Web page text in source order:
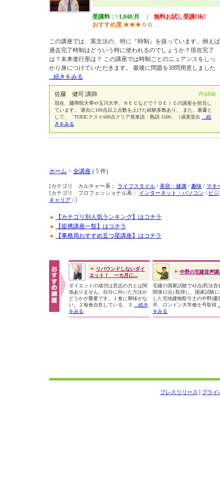
受講料：\ 1,048/月
無料お試し受講OK!
おすすめ度 ★★★☆☆
この講座では、英文法の、特に『時制』を扱っています。例えば
過去完了時制はどういう時に使われるのでしょうか？現在完了
は？未来進行形は？ この講座では時制ごとのニュアンスをしっ
かり身につけていただきます。 最後に問題を30問用意しました
...続きをみる
佐藤 健司 講師
現在、國學院大學や玉川大学、ＮＥＣなどでＴＯＥＩＣの講座を担当し
ています。 過去に100点以上点数を上げた経験多数あり。 また、著書と
して、「TOEICテスト600点クリア英単語・熟語 1500」（成美堂出
...続
きをみる
ホーム > 全講座 ( 5 件)
[カテゴリ カルチャー系： ライフスタイル / 美容・健康 / 趣味 / マネ
[カテゴリ プロフェッショナル系： インターネット・パソコン / ビ
キャリア / ]
【カテゴリ別人気ランキング】はコチラ
【提携講座一覧】はコチラ
【事務局おすすめ五つ星講座】はコチラ
リバウンドしないダイ
エット！ 一カ月に...
ダイエットの成功は意志の力とは関
係ありません。自分に向いた方法か
どうかが重要です。１食に興味がな
い。２毎食自炊している。３
...続き
をみる
中野の宅建音声講
宅建の国家試験で42点(民法含
関係12点) 取得し、国家試験
した宅地建物取引士の中野(慶
卒、ロンドン大学修士号取得
をみる
プライ
プレスリリース